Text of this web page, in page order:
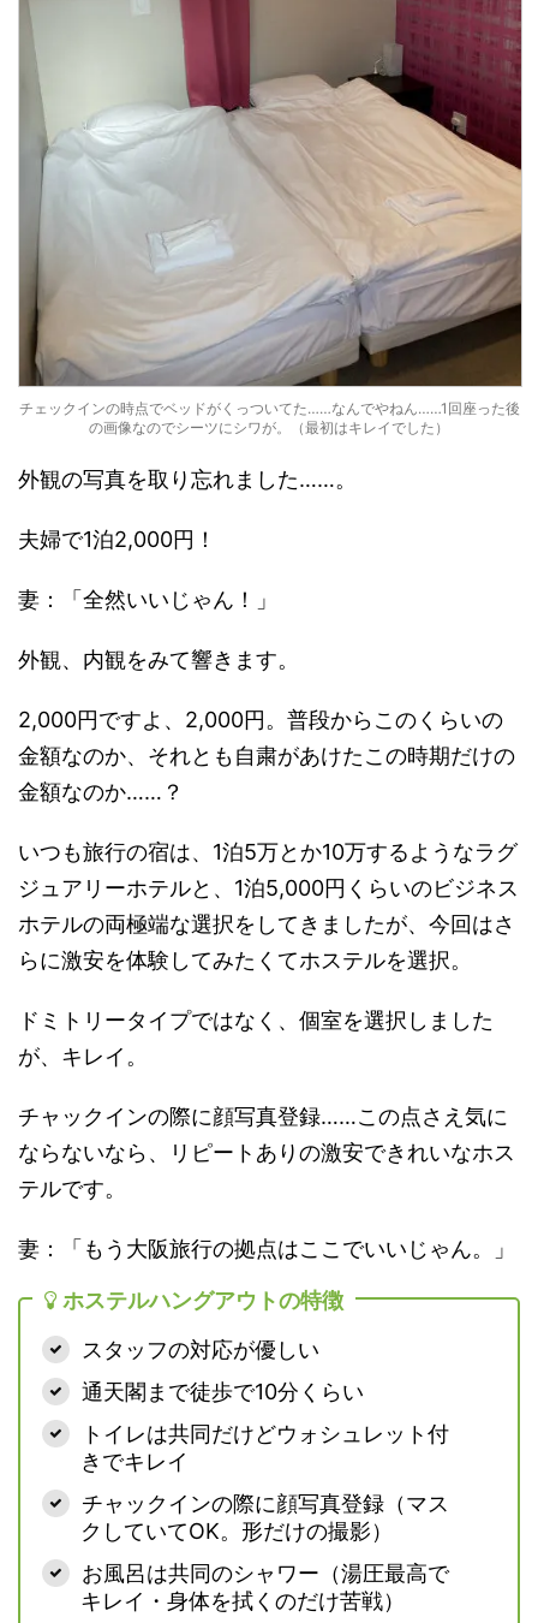
チェックインの時点でベッドがくっついてた……なんでやねん……1回座った後
の画像なのでシーツにシワが。（最初はキレイでした）
外観の写真を取り忘れました……。
夫婦で1泊2,000円！
妻：「全然いいじゃん！」
外観、内観をみて響きます。
2,000円ですよ、2,000円。普段からこのくらいの
金額なのか、それとも自粛があけたこの時期だけの
金額なのか……？
いつも旅行の宿は、1泊5万とか10万するようなラグ
ジュアリーホテルと、1泊5,000円くらいのビジネス
ホテルの両極端な選択をしてきましたが、今回はさ
らに激安を体験してみたくてホステルを選択。
ドミトリータイプではなく、個室を選択しました
が、キレイ。
チャックインの際に顔写真登録……この点さえ気に
ならないなら、リピートありの激安できれいなホス
テルです。
妻：「もう大阪旅行の拠点はここでいいじゃん。」
ホステルハングアウトの特徴
スタッフの対応が優しい
通天閣まで徒歩で10分くらい
トイレは共同だけどウォシュレット付
きでキレイ
チャックインの際に顔写真登録（マス
クしていてOK。形だけの撮影）
お風呂は共同のシャワー（湯圧最高で
キレイ・身体を拭くのだけ苦戦）